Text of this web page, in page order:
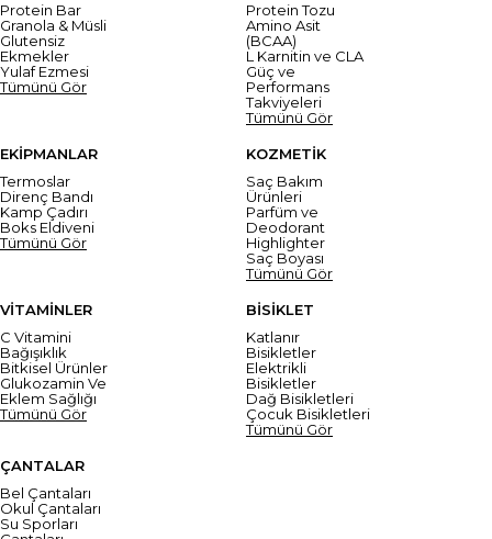
Protein Bar
Granola & Müsli
Glutensiz
Ekmekler
Yulaf Ezmesi
Tümünü Gör
Protein Tozu
Amino Asit
(BCAA)
L Karnitin ve CLA
Güç ve
Performans
Takviyeleri
Tümünü Gör
EKİPMANLAR
Termoslar
Direnç Bandı
Kamp Çadırı
Boks Eldiveni
Tümünü Gör
KOZMETİK
Saç Bakım
Ürünleri
Parfüm ve
Deodorant
Highlighter
Saç Boyası
Tümünü Gör
VİTAMİNLER
C Vitamini
Bağışıklık
Bitkisel Ürünler
Glukozamin Ve
Eklem Sağlığı
Tümünü Gör
BİSİKLET
Katlanır
Bisikletler
Elektrikli
Bisikletler
Dağ Bisikletleri
Çocuk Bisikletleri
Tümünü Gör
ÇANTALAR
Bel Çantaları
Okul Çantaları
Su Sporları